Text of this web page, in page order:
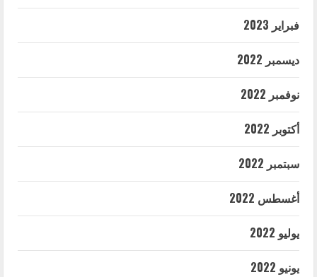
فبراير 2023
ديسمبر 2022
نوفمبر 2022
أكتوبر 2022
سبتمبر 2022
أغسطس 2022
يوليو 2022
يونيو 2022